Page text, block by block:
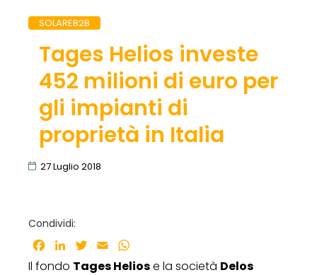
SOLAREB2B
Tages Helios investe
452 milioni di euro per
gli impianti di
proprietà in Italia
27 Luglio 2018
Condividi:
Facebook
LinkedInTwitter
Email
Il fondo Tages Heliose la società Delos